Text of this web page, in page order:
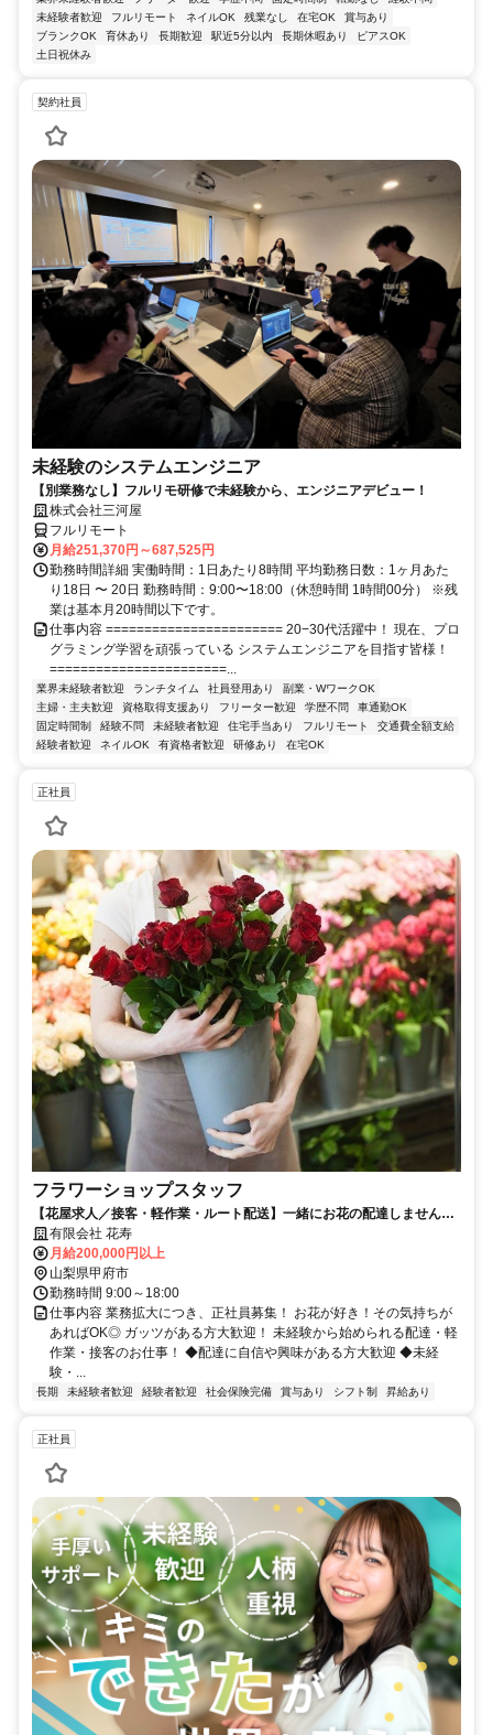
未経験者歓迎
フルリモート ネイルOK 残業なし 在宅OK
賞与あり
ブランクOK
育休あり 長期歓迎 駅近5分以内 長期休暇あり
ピアスOK
土日祝休み
契約社員
未経験のシステムエンジニア
【別業務なし】フルリモ研修で未経験から、エンジニアデビュー！
株式会社三河屋
フルリモート
月給251,370円～687,525円
勤務時間詳細 実働時間：1日あたり8時間 平均勤務日数：1ヶ月あた
り18日 〜 20日 勤務時間：9:00〜18:00（休憩時間 1時間00分） ※残
業は基本月20時間以下です。
仕事内容 ======================= 20−30代活躍中！ 現在、プロ
グラミング学習を頑張っている システムエンジニアを目指す皆様！
=======================...
業界未経験者歓迎 ランチタイム 社員登用あり
副業・WワークOK
主婦・主夫歓迎
資格取得支援あり フリーター歓迎 学歴不問
車通勤OK
固定時間制
経験不問 未経験者歓迎 住宅手当あり フルリモート
交通費全額支給
経験者歓迎
ネイルOK 有資格者歓迎 研修あり 在宅OK
正社員
フラワーショップスタッフ
【花屋求人／接客・軽作業・ルート配送】一緒にお花の配達しません
か？有限会社 花寿
月給200,000円以上
山梨県甲府市
勤務時間 9:00～18:00
仕事内容 業務拡大につき、正社員募集！ お花が好き！その気持ちが
あればOK◎ ガッツがある方大歓迎！ 未経験から始められる配達・軽
作業・接客のお仕事！ ◆配達に自信や興味がある方大歓迎 ◆未経
験・...
長期 未経験者歓迎 経験者歓迎 社会保険完備 賞与あり シフト制 昇給あり
正社員